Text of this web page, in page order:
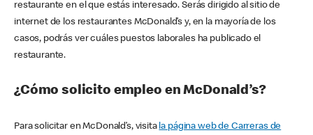
restaurante en el que estás interesado. Serás dirigido al sitio de
internet de los restaurantes McDonald’s y, en la mayoría de los
casos, podrás ver cuáles puestos laborales ha publicado el
restaurante.
¿Cómo solicito empleo en McDonald’s?
Para solicitar en McDonald’s, visita la página web de Carreras de